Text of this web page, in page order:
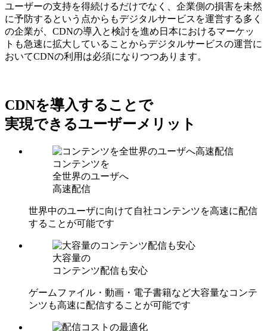
ユーザーの支持を得続けるだけでなく、企業側の損害を未然
に予防するという点からもデジタルサービスを運営する多く
の企業が、CDNの導入と検討を進め日本におけるマーケッ
トも急速に拡大していることからデジタルサービスの運営に
おいてCDNの利用は必須になりつつあります。
CDNを導入することで
実現できるユーザーメリット
コンテンツを
全世界のユーザへ
高速配信
世界中のユーザに向けて自社コンテンツを高速に配信
することが可能です
大容量の
コンテンツ配信も安心
ゲームファイル・動画・電子書籍など大容量なコンテ
ンツも高速に配信することが可能です